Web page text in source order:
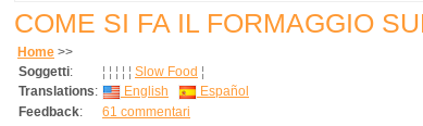
COME SI FA IL FORMAGGIO
Home >>
Soggetti: ¦ ¦ ¦ ¦ ¦ Slow Food ¦
Translations: English
Español
Feedback: 61 commentari